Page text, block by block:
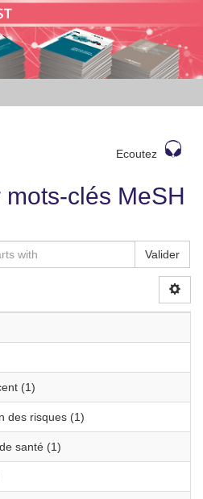
Ecoutez
clés MeSH
Valider
(1)
des risques (1)
santé (1)